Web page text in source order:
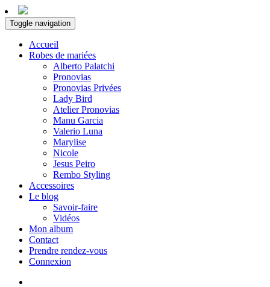
Toggle navigation
Accueil
Robes de mariées
Alberto Palatchi
Pronovias
Pronovias Privées
Lady Bird
Atelier Pronovias
Manu Garcia
Valerio Luna
Marylise
Nicole
Jesus Peiro
Rembo Styling
Accessoires
Le blog
Savoir-faire
Vidéos
Mon album
Contact
Prendre rendez-vous
Connexion